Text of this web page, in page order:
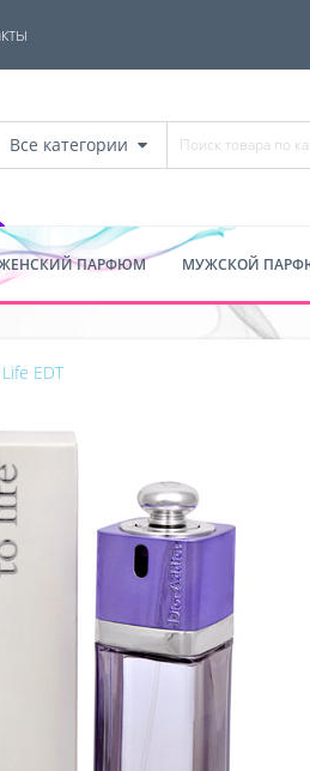
Все категории
ПАРФЮМ МУЖСКОЙ
EDT